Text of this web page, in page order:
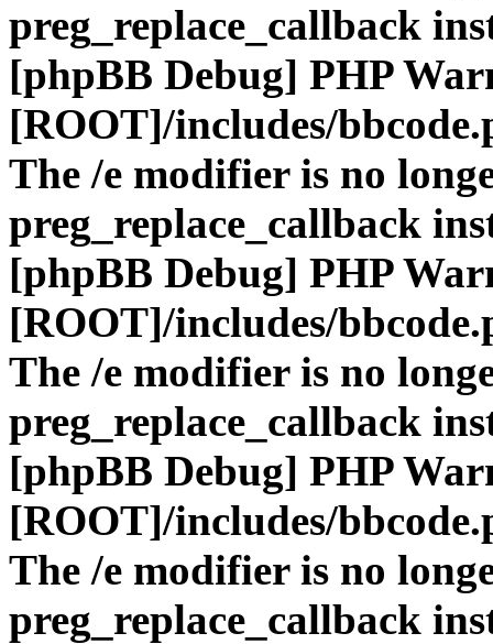
preg_replace_callback
[phpBB Debug] PHP
[ROOT]/includes/
The /e modifier is no
preg_replace_callback
[phpBB Debug] PHP
[ROOT]/includes/
The /e modifier is no
preg_replace_callback
[phpBB Debug] PHP
[ROOT]/includes/
The /e modifier is no
preg_replace_callback